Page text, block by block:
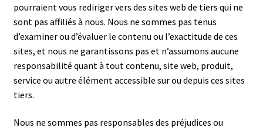
pourraient vous rediriger vers des sites web de tiers qui ne
sont pas affiliés à nous. Nous ne sommes pas tenus
d’examiner ou d’évaluer le contenu ou l’exactitude de ces
sites, et nous ne garantissons pas et n’assumons aucune
responsabilité quant à tout contenu, site web, produit,
service ou autre élément accessible sur ou depuis ces sites
tiers.
Nous ne sommes pas responsables des préjudices ou